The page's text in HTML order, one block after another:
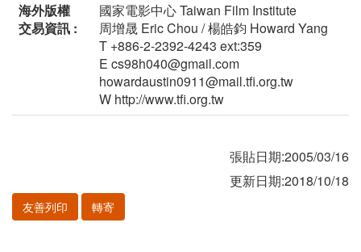
海外版權
交易資訊 :
國家電影中心 Taiwan Film Institute
周增晟 Eric Chou / 楊皓鈞 Howard Yang
T +886-2-2392-4243 ext:359
E cs98h040@gmail.com
howardaustin0911@mail.tfi.org.tw
W http://www.tfi.org.tw
張貼日期:2005/03/16
更新日期:2018/10/18
友善列印 轉寄